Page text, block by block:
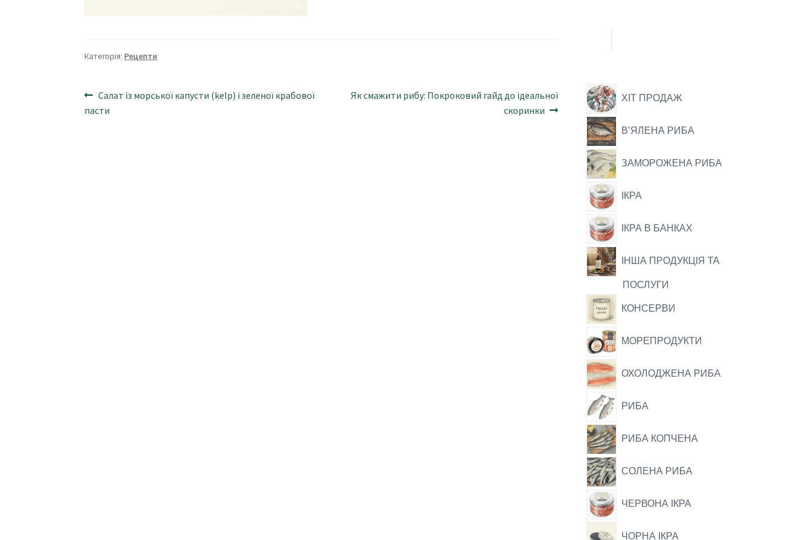
Категорія: Рецепти
Навігація
записів
Попередні
записи:
Салат із морської капусти (kelp) і зеленої крабової
пасти
Наступні
Як смажити рибу: Покроковий гайд до ідеальної
скоринки
ХІТ ПРОДАЖ
ВʼЯЛЕНА РИБА
ЗАМОРОЖЕНА РИБА
ІКРА
ІКРА В БАНКАХ
ІНША ПРОДУКЦІЯ ТА
ПОСЛУГИ
КОНСЕРВИ
МОРЕПРОДУКТИ
ОХОЛОДЖЕНА РИБА
РИБА
РИБА КОПЧЕНА
СОЛЕНА РИБА
ЧЕРВОНА ІКРА
ЧОРНА ІКРА